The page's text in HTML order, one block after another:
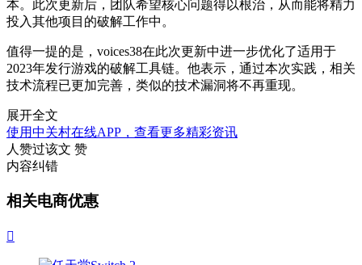
本。此次更新后，团队希望核心问题得以根治，从而能将精力
投入其他项目的破解工作中。
值得一提的是，voices38在此次更新中进一步优化了适用于
2023年发行游戏的破解工具链。他表示，通过本次实践，相关
技术流程已更加完善，类似的技术漏洞将不再重现。
展开全文
使用中关村在线APP，查看更多精彩资讯
人赞过该文 赞
内容纠错
相关电商优惠
